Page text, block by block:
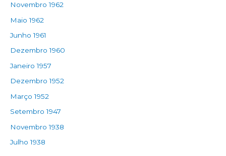
Novembro 1962
Maio 1962
Junho 1961
Dezembro 1960
Janeiro 1957
Dezembro 1952
Março 1952
Setembro 1947
Novembro 1938
Julho 1938